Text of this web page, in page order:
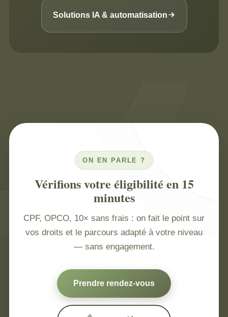
Solutions IA & automatisation
ON EN PARLE ?
Vérifions votre éligibilité en 15
minutes
CPF, OPCO, 10× sans frais : on fait le point sur
vos droits et le parcours adapté à votre niveau
— sans engagement.
Prendre rendez-vous